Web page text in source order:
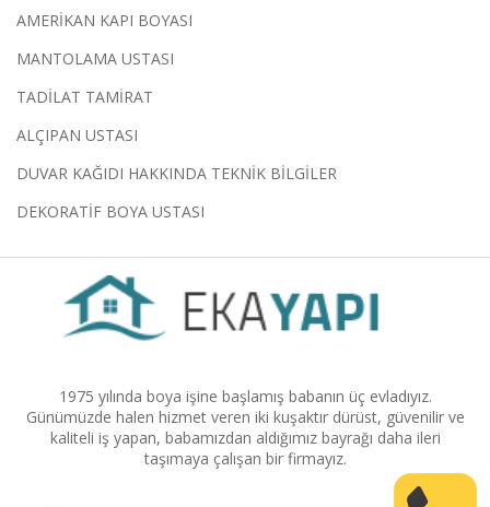
AMERİKAN KAPI BOYASI
MANTOLAMA USTASI
TADİLAT TAMİRAT
ALÇIPAN USTASI
DUVAR KAĞIDI HAKKINDA TEKNİK BİLGİLER
DEKORATİF BOYA USTASI
1975 yılında boya işine başlamış babanın üç evladıyız.
Günümüzde halen hizmet veren iki kuşaktır dürüst, güvenilir ve
kaliteli iş yapan, babamızdan aldığımız bayrağı daha ileri
taşımaya çalışan bir firmayız.